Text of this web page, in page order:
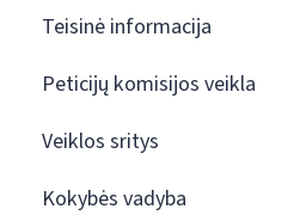
Teisinė informacija
Peticijų komisijos veikla
Veiklos sritys
Kokybės vadyba